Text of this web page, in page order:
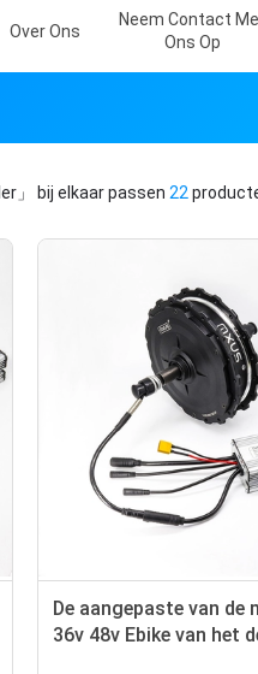
Over Ons
Neem Contact
Ons Op
」 bij elkaar passen 22
De aangepaste van de
36v 48v Ebike van het